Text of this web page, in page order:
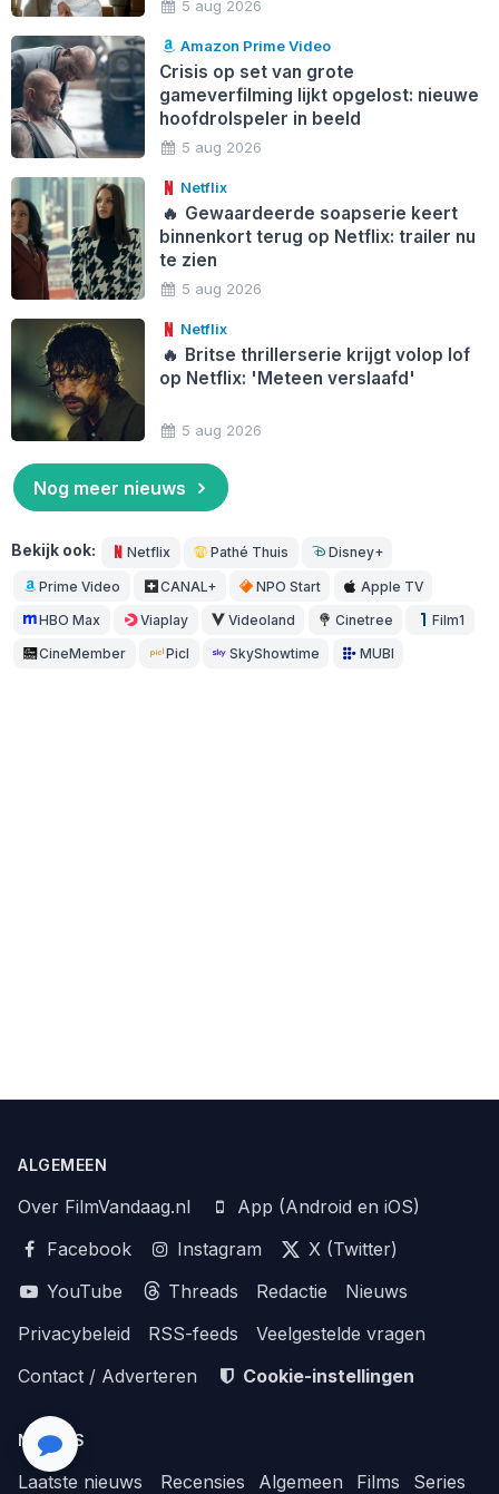
5 aug 2026
Amazon Prime Video
Crisis op set van grote
gameverfilming lijkt opgelost: nieuwe
hoofdrolspeler in beeld
5 aug 2026
Netflix
🔥 Gewaardeerde soapserie keert
binnenkort terug op Netflix: trailer nu
te zien
5 aug 2026
Netflix
🔥 Britse thrillerserie krijgt volop lof
op Netflix: 'Meteen verslaafd'
5 aug 2026
Nog meer nieuws
Bekijk ook: Netflix Pathé Thuis Disney+
Prime Video CANAL+ NPO Start Apple TV
HBO Max Viaplay Videoland Cinetree Film1
CineMember Picl SkyShowtime MUBI
ALGEMEEN
Over FilmVandaag.nl
App (Android en iOS)
Facebook
Instagram
X (Twitter)
YouTube
Threads Redactie
Nieuws
Privacybeleid
RSS-feeds
Veelgestelde vragen
Contact / Adverteren
Cookie-instellingen
NIEUWS
Laatste nieuws Recensies Algemeen Films Series